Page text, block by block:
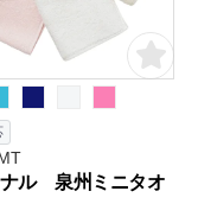
ル 泉州ミニタオ